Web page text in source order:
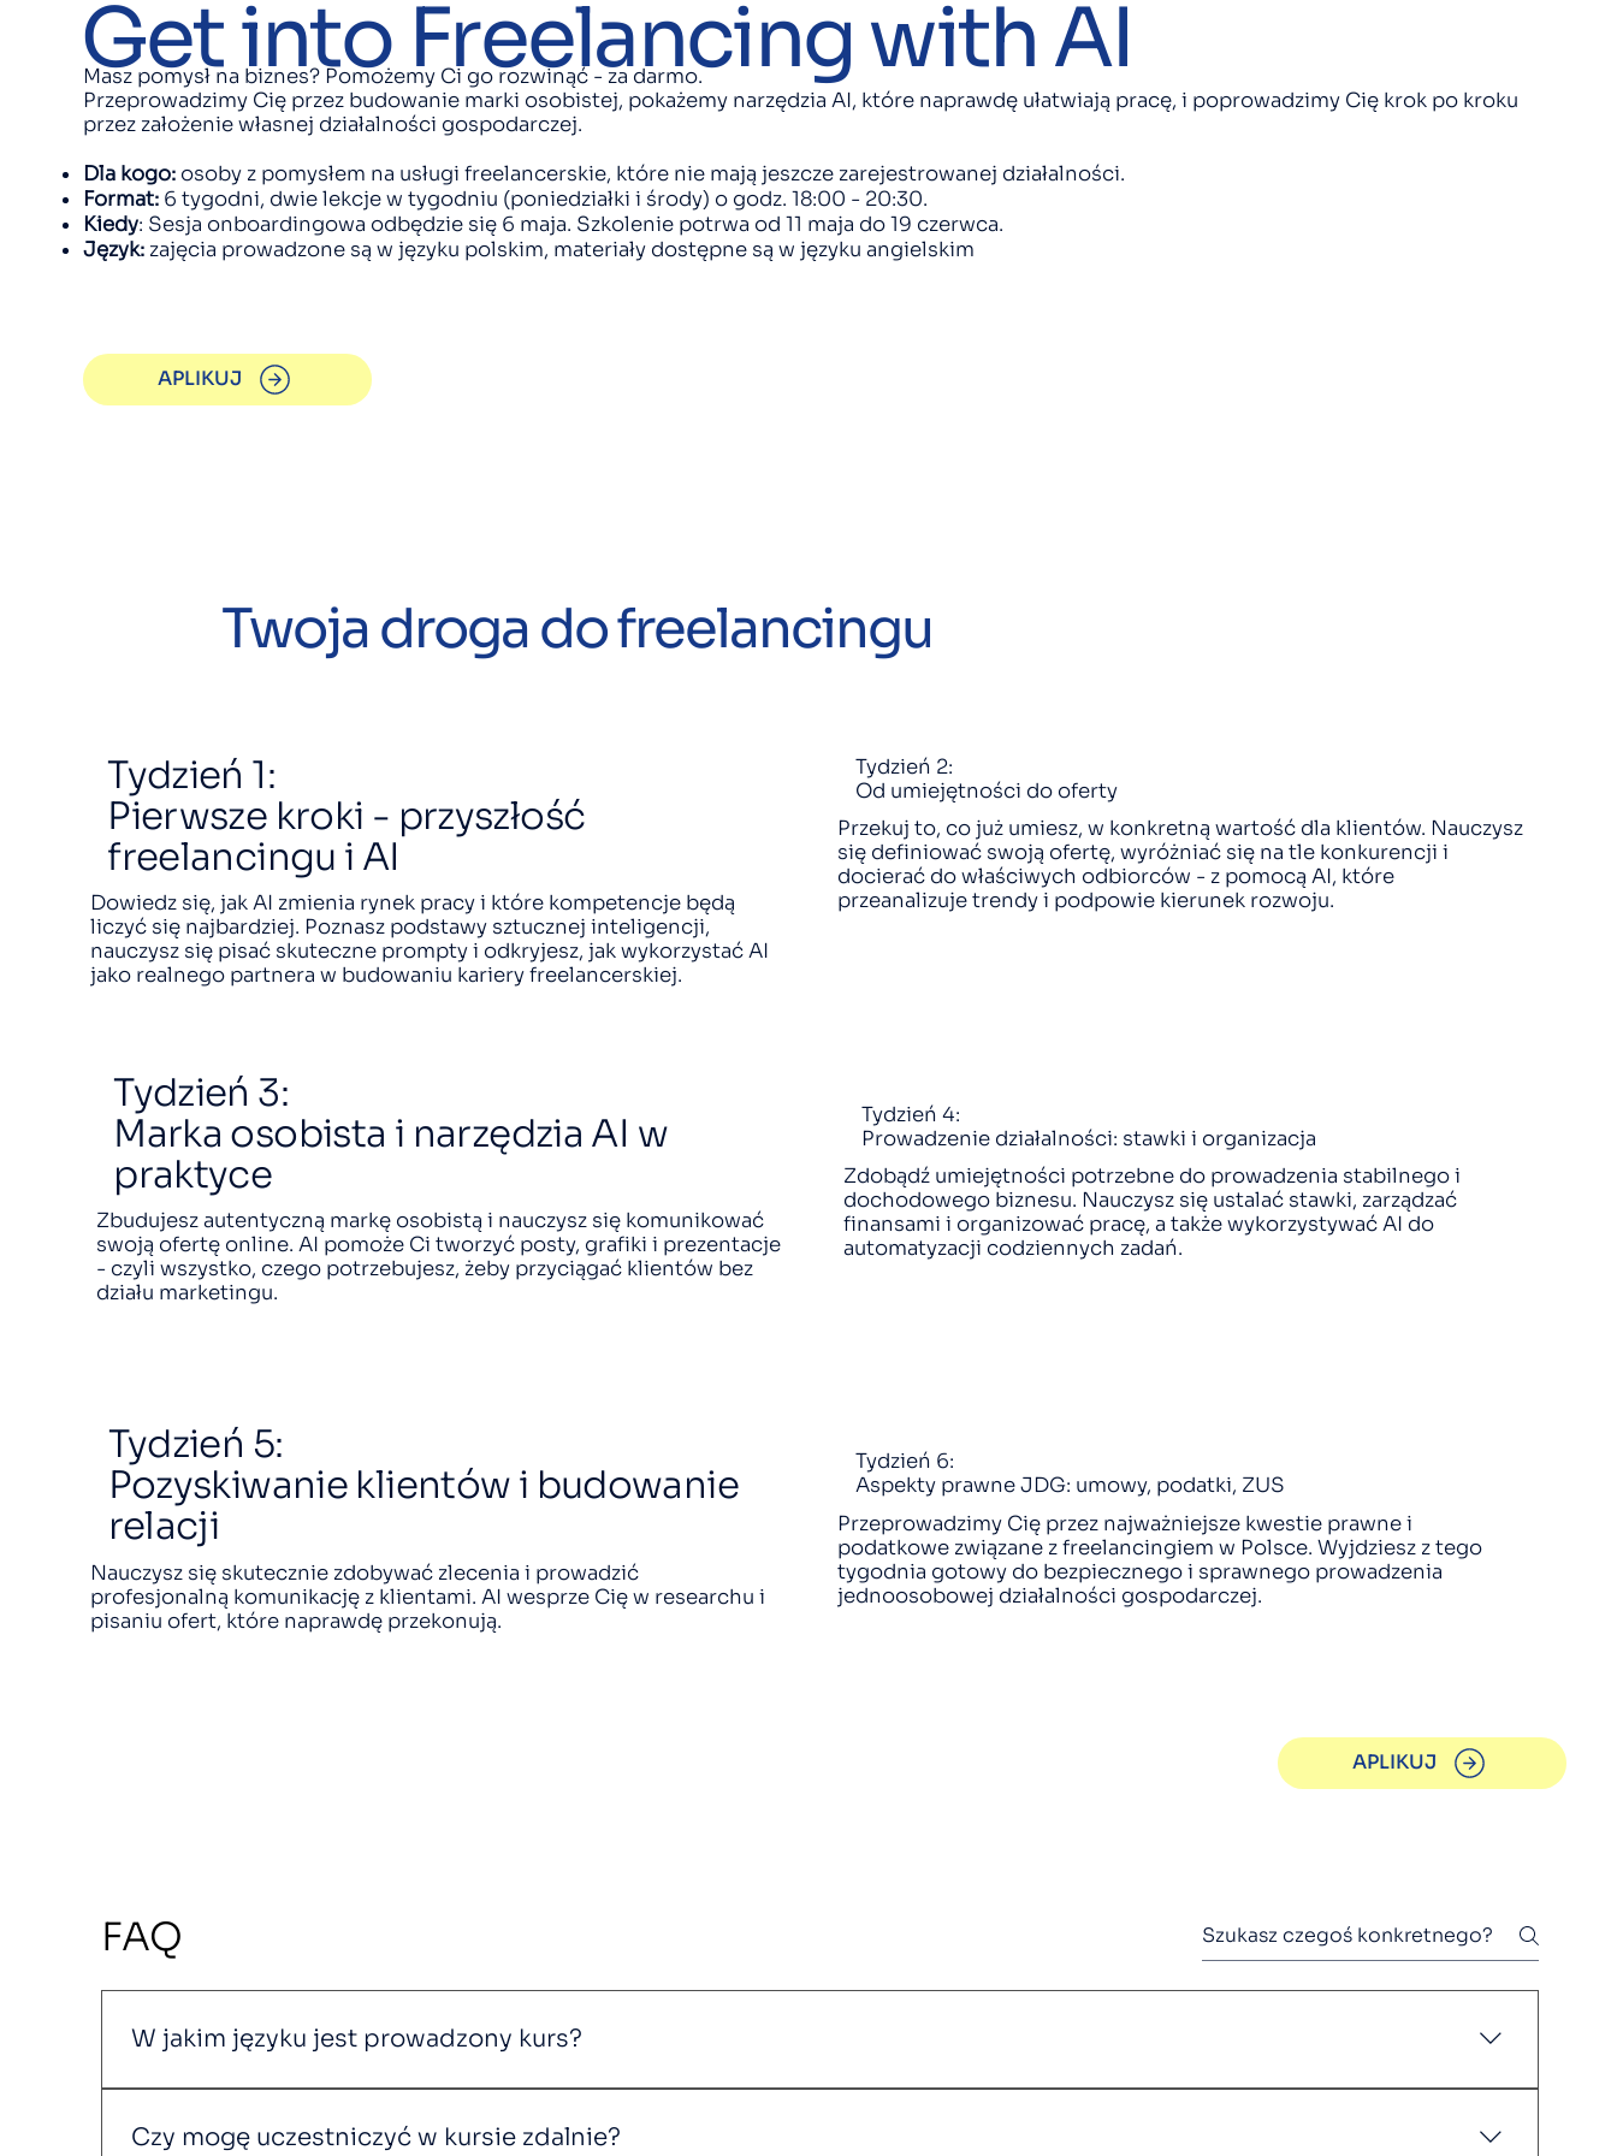
Get into Freelancing with AI
Masz pomysł na biznes? Pomożemy Ci go rozwinąć - za darmo.
Przeprowadzimy Cię przez budowanie marki osobistej, pokażemy narzędzia AI, które naprawdę ułatwiają pracę, i poprowadzimy Cię krok po kroku
przez założenie własnej działalności gospodarczej.
Dla kogo: osoby z pomysłem na usługi freelancerskie, które nie mają jeszcze zarejestrowanej działalności.
Format:6 tygodni, dwie lekcje w tygodniu (poniedziałki i środy) o godz. 18:00 - 20:30.
Kiedy: Sesja onboardingowa odbędzie się 6 maja. Szkolenie potrwa od 11 maja do 19 czerwca.
Język: zajęcia prowadzone są w języku polskim, materiały dostępne są w języku angielskim
APLIKUJ
Twoja droga do freelancingu
Tydzień 1:
Pierwsze kroki - przyszłość
freelancingu i AI
Dowiedz się, jak AI zmienia rynek pracy i które kompetencje będą
liczyć się najbardziej. Poznasz podstawy sztucznej inteligencji,
nauczysz się pisać skuteczne prompty i odkryjesz, jak wykorzystać AI
jako realnego partnera w budowaniu kariery freelancerskiej.
Tydzień 2:
Od umiejętności do oferty
Przekuj to, co już umiesz, w konkretną wartość dla klientów. Nauczysz
się definiować swoją ofertę, wyróżniać się na tle konkurencji i
docierać do właściwych odbiorców - z pomocą AI, które
przeanalizuje trendy i podpowie kierunek rozwoju.
Tydzień 3:
Marka osobista i narzędzia AI w
praktyce
Zbudujesz autentyczną markę osobistą i nauczysz się komunikować
swoją ofertę online. AI pomoże Ci tworzyć posty, grafiki i prezentacje
- czyli wszystko, czego potrzebujesz, żeby przyciągać klientów bez
działu marketingu.
Tydzień 4:
Prowadzenie działalności: stawki i organizacja
Zdobądź umiejętności potrzebne do prowadzenia stabilnego i
dochodowego biznesu. Nauczysz się ustalać stawki, zarządzać
finansami i organizować pracę, a także wykorzystywać AI do
automatyzacji codziennych zadań.
Tydzień 5:
Pozyskiwanie klientów i budowanie
relacji
Nauczysz się skutecznie zdobywać zlecenia i prowadzić
profesjonalną komunikację z klientami. AI wesprze Cię w researchu i
pisaniu ofert, które naprawdę przekonują.
Tydzień 6:
Aspekty prawne JDG: umowy, podatki, ZUS
Przeprowadzimy Cię przez najważniejsze kwestie prawne i
podatkowe związane z freelancingiem w Polsce. Wyjdziesz z tego
tygodnia gotowy do bezpiecznego i sprawnego prowadzenia
jednoosobowej działalności gospodarczej.
APLIKUJ
FAQ
W jakim języku jest prowadzony kurs?
języku angielskim.
Czy mogę uczestniczyć w kursie zdalnie?